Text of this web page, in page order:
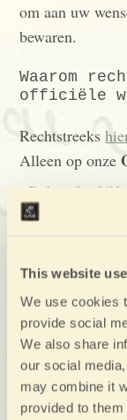
This website
We use cookies
provide social
We also share
our social
may combine it
provided to
om aan uw
bewaren.
Waarom
officiële
Rechtstreeks
Alleen op onze
–De beste
–10% korting
bij
–Rechtstreeks
Wilt u de
Boek nu uw